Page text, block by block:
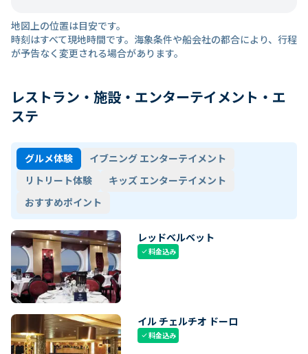
地図上の位置は目安です。
時刻はすべて現地時間です。海象条件や船会社の都合により、行程
が予告なく変更される場合があります。
レストラン・施設・エンターテイメント・エ
ステ
グルメ体験
イブニング エンターテイメント
リトリート体験
キッズ エンターテイメント
おすすめポイント
レッドベルベット
check料金込み
イル チェルチオ ドーロ
check料金込み